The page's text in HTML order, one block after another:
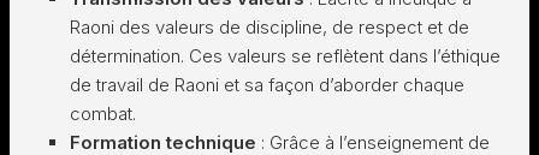
Raoni des valeurs de discipline, de respect et de
détermination. Ces valeurs se reflètent dans l’éthique
de travail de Raoni et sa façon d’aborder chaque
combat.
Formation technique : Grâce à l’enseignement de